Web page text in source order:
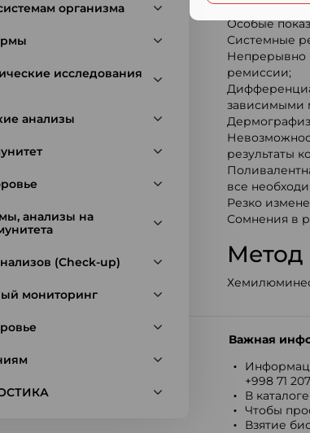
организма
исследования
анализы
анализы на
(Check-up)
мониторинг
Особые
Системные
Непрерывно
ремиссии;
зависимыми
результаты
все
Резко
Сомнения в
Метод
Важная
+998 71
В
Чтобы
Взятие